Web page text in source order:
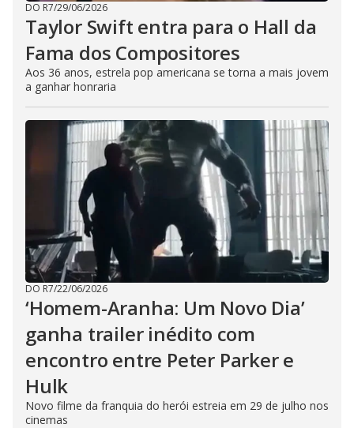
DO R7/29/06/2026
Taylor Swift entra para o Hall da
Fama dos Compositores
Aos 36 anos, estrela pop americana se torna a mais jovem
a ganhar honraria
DO R7/22/06/2026
‘Homem-Aranha: Um Novo Dia’
ganha trailer inédito com
encontro entre Peter Parker e
Hulk
Novo filme da franquia do herói estreia em 29 de julho nos
cinemas